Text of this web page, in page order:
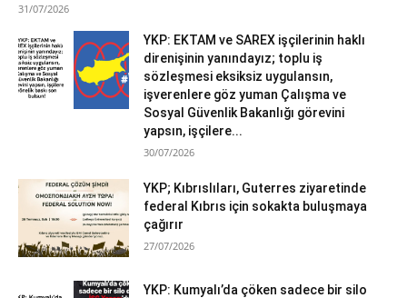
31/07/2026
YKP: EKTAM ve SAREX işçilerinin haklı
direnişinin yanındayız; toplu iş
sözleşmesi eksiksiz uygulansın,
işverenlere göz yuman Çalışma ve
Sosyal Güvenlik Bakanlığı görevini
yapsın, işçilere...
30/07/2026
YKP; Kıbrıslıları, Guterres ziyaretinde
federal Kıbrıs için sokakta buluşmaya
çağırır
27/07/2026
YKP: Kumyalı’da çöken sadece bir silo